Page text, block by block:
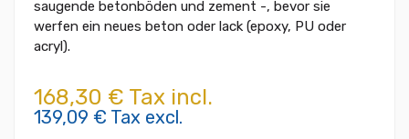
saugende betonböden und zement -, bevor sie
werfen ein neues beton oder lack (epoxy, PU oder
acryl).
168,30 € Tax incl.
139,09 € Tax excl.